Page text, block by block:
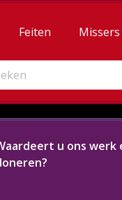
Feiten Missers
u ons werk